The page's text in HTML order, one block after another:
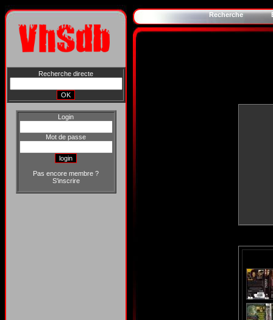
Recherche directe
Login
Mot de passe
Pas encore membre ?
S'inscrire
Recherche